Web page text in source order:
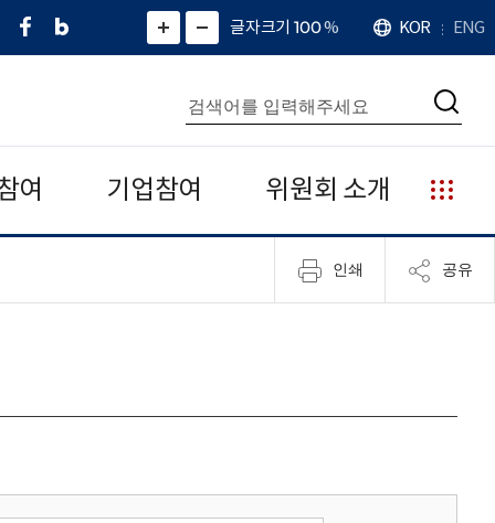
페
네
그
)
화
면
면
소
확
대
치
글자크기 100%
언
어
KOR ENG
통
합
검
색
검
여 기업참여 위원회 소개
누
리
집
안
인쇄 공유